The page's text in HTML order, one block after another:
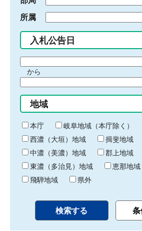
所属
入札公告日
間
始
り
から
間
終
わ
り
地域
本庁
岐阜地域（本庁除く）
西濃（大垣）地域
揖斐地域
中濃（美濃）地域
郡上地域
東濃（多治見）地域
恵那地域
飛騨地域
県外